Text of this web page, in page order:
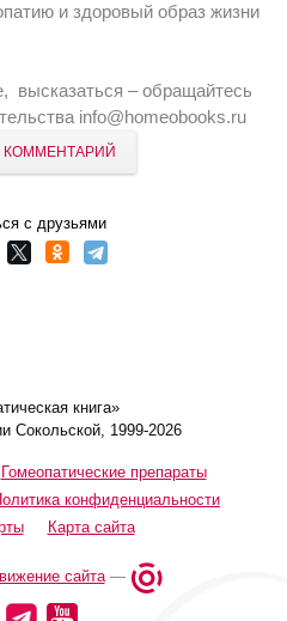
и здоровый образ жизни
высказаться – обращайтесь
info@homeobooks.ru
КОММЕНТАРИЙ
с друзьями
книга»
Сокольской, 1999-2026
Гомеопатические препараты
конфиденциальности
Карта сайта
сайта—